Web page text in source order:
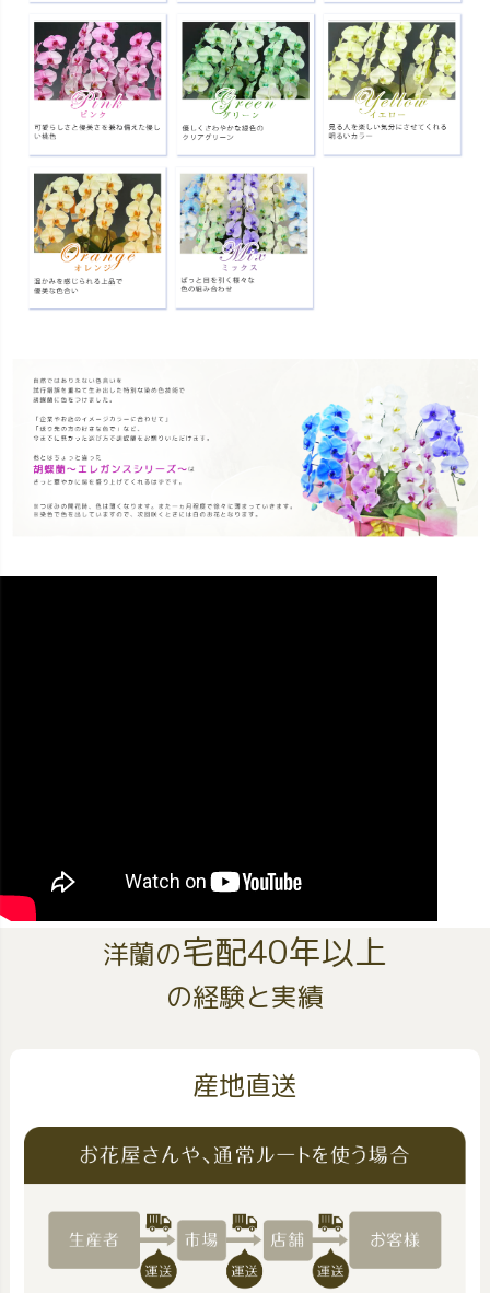
洋蘭の宅配40年以上
の経験と実績
産地直送